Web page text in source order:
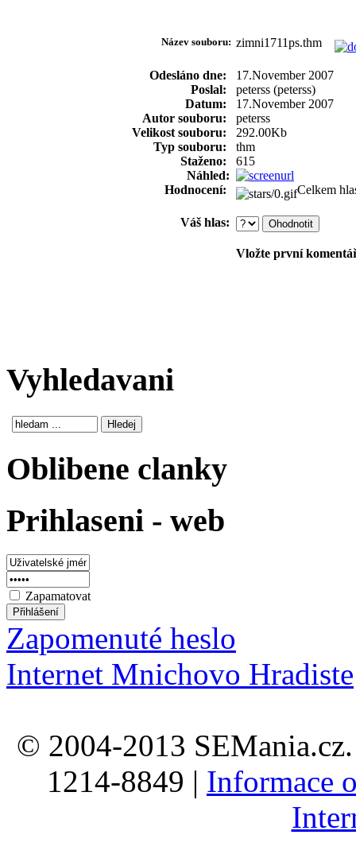
Název souboru: zimni1711ps.thm
Odesláno dne:
17.November 2007
Poslal:
peterss (peterss)
Datum:
17.November 2007
Autor souboru:
peterss
Velikost souboru:
292.00Kb
Typ souboru:
thm
Staženo:
615
Náhled:
Hodnocení:
Celkem
Váš hlas:
Vložte první
Vyhledavani
Oblibene clanky
Prihlaseni - web
Zapamatovat
Zapomenuté heslo
Internet Mnichovo Hradiste
© 2004-2013
1214-8849 | Informace